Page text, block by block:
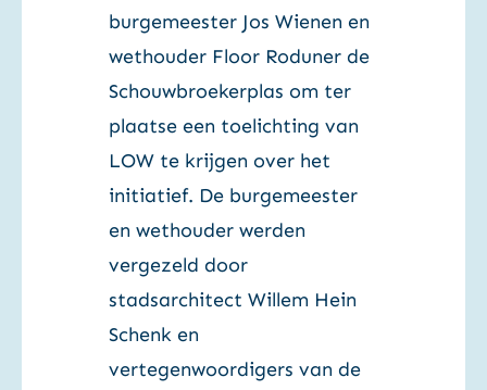
burgemeester Jos Wienen en
wethouder Floor Roduner de
Schouwbroekerplas om ter
plaatse een toelichting van
LOW te krijgen over het
initiatief. De burgemeester
en wethouder werden
vergezeld door
stadsarchitect Willem Hein
Schenk en
vertegenwoordigers van de